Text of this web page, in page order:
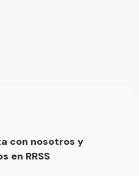
con nosotros y
en RRSS